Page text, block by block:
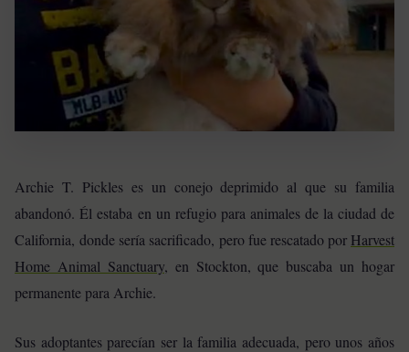
Archie T. Pickles es un conejo deprimido al que su familia
abandonó. Él estaba en un refugio para animales de la ciudad de
California, donde sería sacrificado, pero fue rescatado por Harvest
Home Animal Sanctuary, en Stockton, que buscaba un hogar
permanente para Archie.
Sus adoptantes parecían ser la familia adecuada, pero unos años